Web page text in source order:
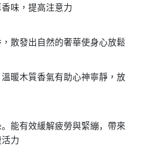
味，提高注意力
散發出自然的奢華使身心放鬆
暖木質香氣有助心神寧靜，放
能有效緩解疲勞與緊繃，帶來
力